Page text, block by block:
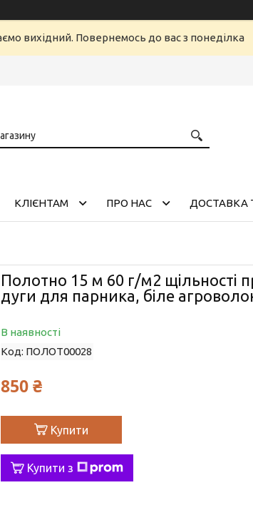
вихідний. Повернемось до вас з понеділка
КЛІЄНТАМ ПРО НАС ДОСТАВКА
Полотно 15 м 60 г/м2 щільності
дуги для парника, біле
В наявності
Код: ПОЛОТ00028
850 ₴
Купити
Купити з